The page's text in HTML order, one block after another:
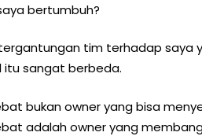
bertumbuh?
tim terhadap saya
itu sangat berbeda.
bukan owner yang bisa
adalah owner yang